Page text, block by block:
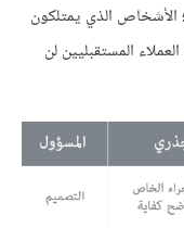
الذي يمتلكون
المستقبليين لن